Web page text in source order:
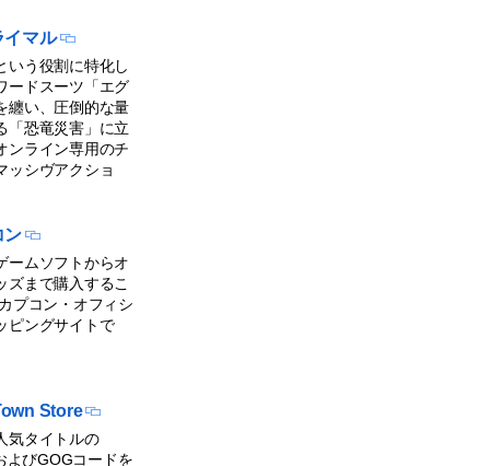
イマル
いう役割に特化し
ードスーツ「エグ
纏い、圧倒的な量
「恐竜災害」に立
ンライン専用のチ
ッシヴアクショ
ン
ームソフトからオ
ズまで購入するこ
プコン・オフィシ
ピングサイトで
Store
気タイトルの
よびGOGコードを